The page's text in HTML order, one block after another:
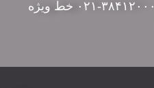
۰۲۱-۳۸۴۱۲۰۰۰ خط ویژه